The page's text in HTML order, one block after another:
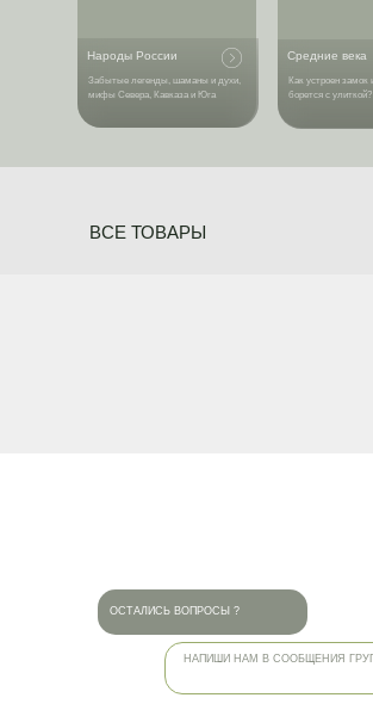
Средние века
Как устроен замок
борется с улиткой?
Народы России
Забытые легенды, шаманы и духи,
мифы Севера, Кавказа и Юга
ВСЕ ТОВАРЫ
ОСТАЛИСЬ ВОПРОСЫ ?
НАПИШИ НАМ В СООБЩЕНИЯ